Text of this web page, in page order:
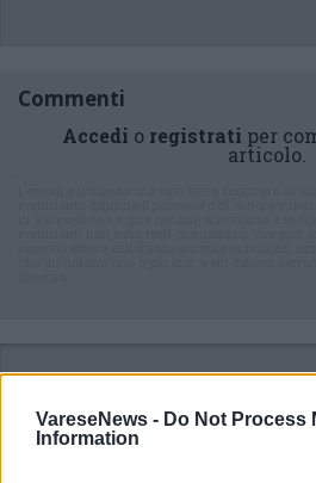
VareseNews - Do Not Process
Information
Commenti
Accedi o registrati per
articolo.